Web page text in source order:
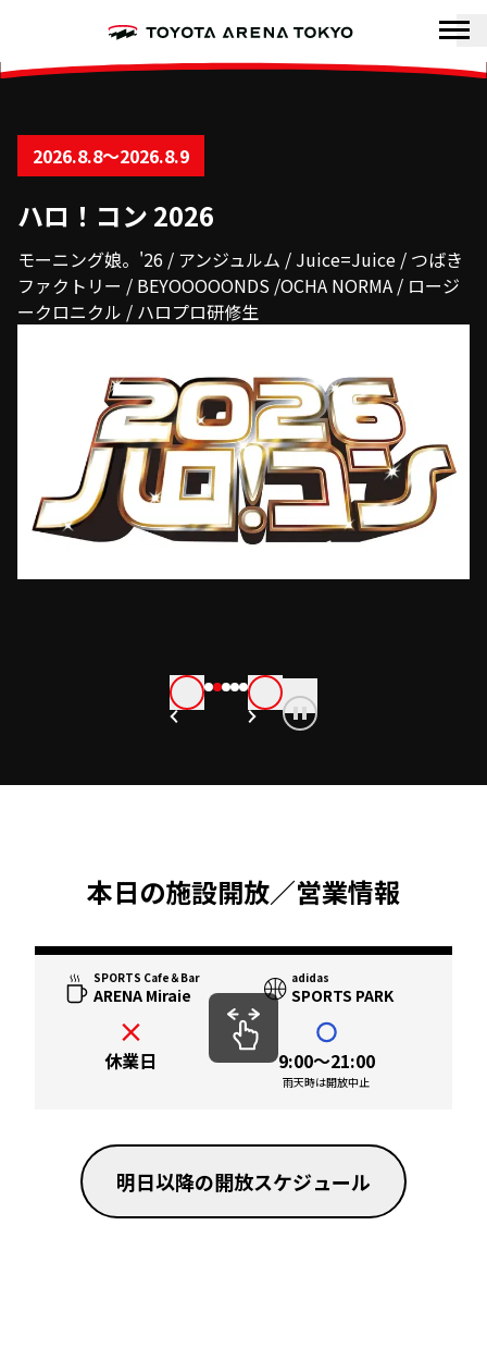
2026.8.8〜2026.8.9
ハロ！コン 2026
モーニング娘。'26 / アンジュルム / Juice=Juice / つばき
ファクトリー / BEYOOOOONDS /OCHA NORMA / ロージ
ークロニクル / ハロプロ研修生
本日の施設開放／営業情報
SPORTS Cafe＆Bar
ARENA Miraie
休業日
adidas
SPORTS PARK
9:00～21:00
雨天時は開放中止
明日以降の開放スケジュール